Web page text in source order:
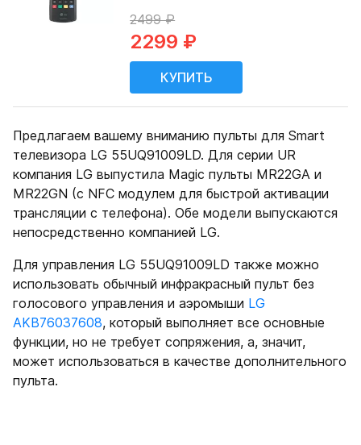
Предлагаем вашему вниманию пульты для Smart
телевизора LG 55UQ91009LD. Для серии UR
компания LG выпустила Magic пульты MR22GA и
MR22GN (с NFC модулем для быстрой активации
трансляции с телефона). Обе модели выпускаются
непосредственно компанией LG.
Для управления LG 55UQ91009LD также можно
использовать обычный инфракрасный пульт без
голосового управления и аэромыши LG
AKB76037608, который выполняет все основные
функции, но не требует сопряжения, а, значит,
может использоваться в качестве дополнительного
пульта.
2499 ₽
2299 ₽